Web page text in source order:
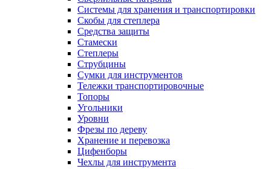
Системы для хранения и транспортировки
Скобы для степлера
Средства защиты
Стамески
Степлеры
Струбцины
Сумки для инструментов
Тележки транспортировочные
Топоры
Угольники
Уровни
Фрезы по дереву
Хранение и перевозка
Цифенборы
Чехлы для инструмента